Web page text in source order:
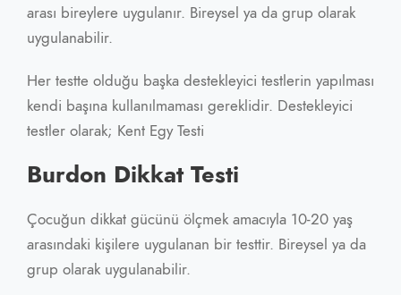
arası bireylere uygulanır. Bireysel ya da grup olarak
uygulanabilir.
Her testte olduğu başka destekleyici testlerin yapılması
kendi başına kullanılmaması gereklidir. Destekleyici
testler olarak; Kent Egy Testi
Burdon Dikkat Testi
Çocuğun dikkat gücünü ölçmek amacıyla 10-20 yaş
arasındaki kişilere uygulanan bir testtir. Bireysel ya da
grup olarak uygulanabilir.